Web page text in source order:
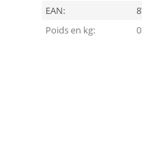
EAN:
Poids en kg: